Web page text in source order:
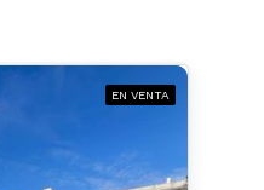
EN VENTA